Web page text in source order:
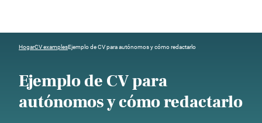
HogarCV examplesEjemplo de CV para autónomos y cómo redactarlo
Ejemplo de CV para
autónomos y cómo redactarlo